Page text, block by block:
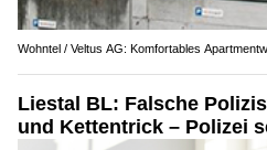
Wohntel / Veltus AG: Komfortables
Liestal BL: Falsche
und Kettentrick – Polizei